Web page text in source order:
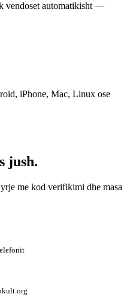
vendoset automatikisht —
iPhone, Mac, Linux ose
jush.
me kod verifikimi dhe masa